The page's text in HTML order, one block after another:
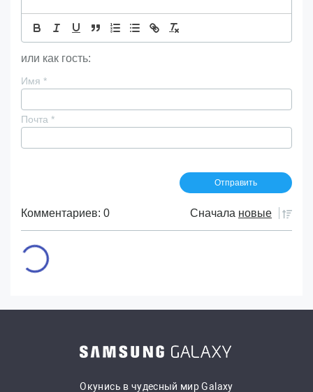
или как гость:
Имя *
Почта *
Комментариев: 0 Сначала новые
Окунись в чудесный мир Galaxy